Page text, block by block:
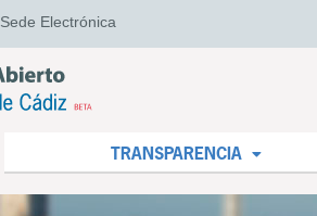
Sede Electrónica
TRANSPARENCIA